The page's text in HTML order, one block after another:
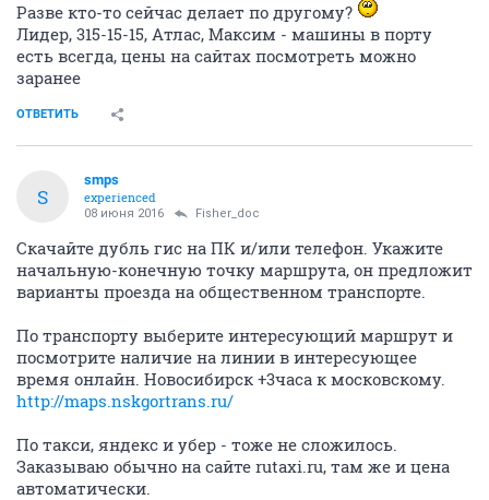
Разве кто-то сейчас делает по другому?
Лидер, 315-15-15, Атлас, Максим - машины в порту
есть всегда, цены на сайтах посмотреть можно
заранее
ОТВЕТИТЬ
S
smps
experienced
08 июня 2016 Fisher_doc
Скачайте дубль гис на ПК и/или телефон. Укажите
начальную-конечную точку маршрута, он предложит
варианты проезда на общественном транспорте.
По транспорту выберите интересующий маршрут и
посмотрите наличие на линии в интересующее
время онлайн. Новосибирск +3часа к московскому.
http://maps.nskgortrans.ru/
По такси, яндекс и убер - тоже не сложилось.
Заказываю обычно на сайте rutaxi.ru, там же и цена
автоматически.